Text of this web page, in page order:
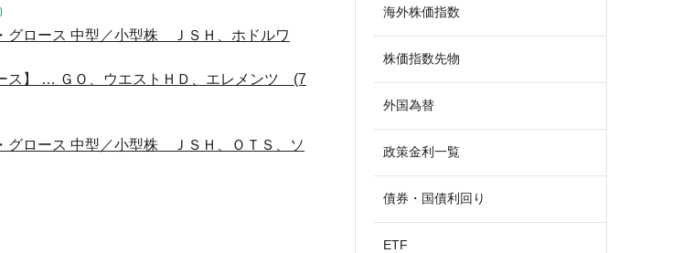
グロース 中型／小型株 ＪＳＨ、ホドルワ
ス】 … ＧＯ、ウエストＨＤ、エレメンツ (7
グロース 中型／小型株 ＪＳＨ、ＯＴＳ、ソ
海外株価指数
株価指数先物
外国為替
政策金利一覧
債券・国債利回り
ETF